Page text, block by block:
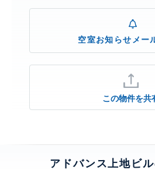
空室お知らせメー
この物件を共
アドバンス上地ビ